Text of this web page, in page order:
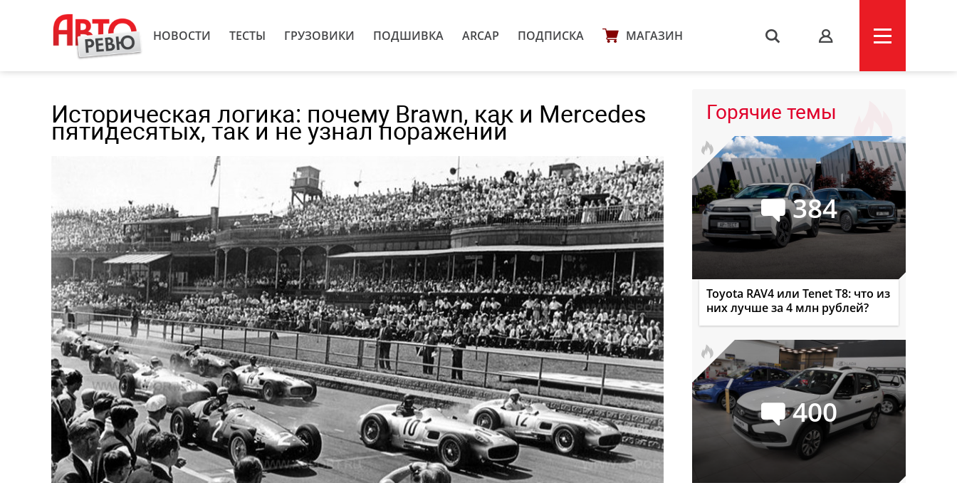
НОВОСТИ ТЕСТЫ ГРУЗОВИКИ ПОДШИВКА ARCAP ПОДПИСКА МАГАЗИН s
Историческая логика: почему Brawn, как и Mercedes
пятидесятых, так и не узнал поражений
Горячие темы
384
Toyota RAV4 или Tenet T8: что из
них лучше за 4 млн рублей?
400